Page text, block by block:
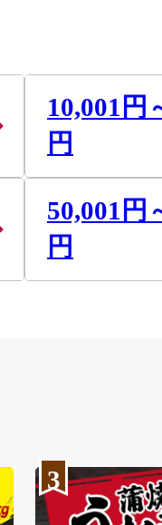
10,001円
円
50,001円
円
3